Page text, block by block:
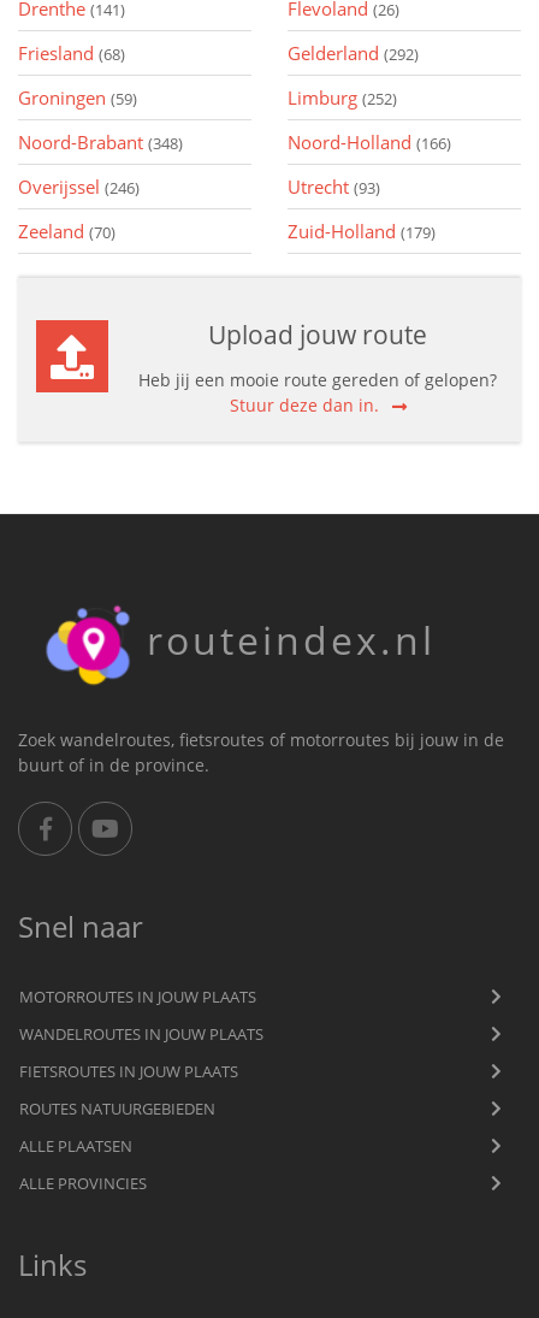
Drenthe (141) Flevoland (26)
Friesland (68) Gelderland (292)
Groningen (59) Limburg (252)
Noord-Brabant (348) Noord-Holland (166)
Overijssel (246) Utrecht (93)
Zeeland (70) Zuid-Holland (179)
Upload jouw route
Heb jij een mooie route gereden of gelopen?
Stuur deze dan in.
routeindex.nl
Zoek wandelroutes, fietsroutes of motorroutes bij jouw in de
buurt of in de province.
Snel naar
MOTORROUTES IN JOUW PLAATS
WANDELROUTES IN JOUW PLAATS
FIETSROUTES IN JOUW PLAATS
ROUTES NATUURGEBIEDEN
ALLE PLAATSEN
ALLE PROVINCIES
Links